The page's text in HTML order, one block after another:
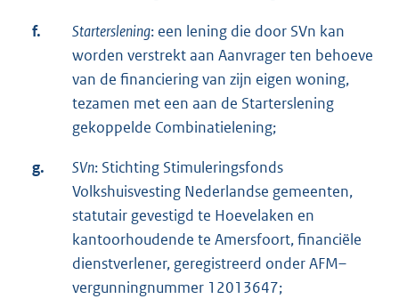
f. Starterslening: een lening die door SVn kan
worden verstrekt aan Aanvrager ten behoeve
van de financiering van zijn eigen woning,
tezamen met een aan de Starterslening
gekoppelde Combinatielening;
g. SVn: Stichting Stimuleringsfonds
Volkshuisvesting Nederlandse gemeenten,
statutair gevestigd te Hoevelaken en
kantoorhoudende te Amersfoort, financiële
dienstverlener, geregistreerd onder AFM–
vergunningnummer 12013647;